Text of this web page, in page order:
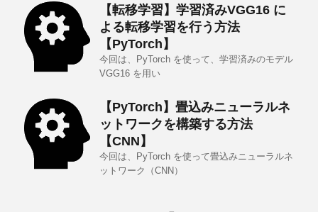
【転移学習】学習済みVGG16 に
よる転移学習を行う方法
【PyTorch】
今回は、PyTorch を使って、学習済みのモデル
VGG16 を用い
【PyTorch】畳込みニューラルネ
ットワークを構築する方法
【CNN】
今回は、PyTorch を使って畳込みニューラルネ
ットワーク（CNN）